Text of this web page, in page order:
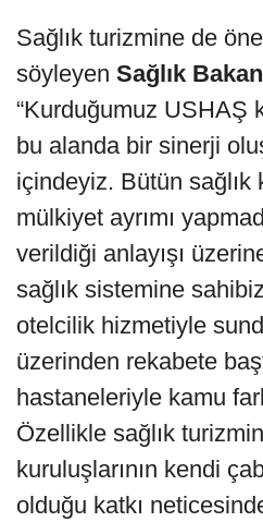
Sağlık turizmine de
söyleyen Sağlık
“Kurduğumuz USHAŞ
bu alanda bir sinerji
içindeyiz. Bütün sağlık
mülkiyet ayrımı
verildiği anlayışı
sağlık sistemine
otelcilik hizmetiyle
üzerinden rekabete
hastaneleriyle kamu
Özellikle sağlık
kuruluşlarının kendi
olduğu katkı